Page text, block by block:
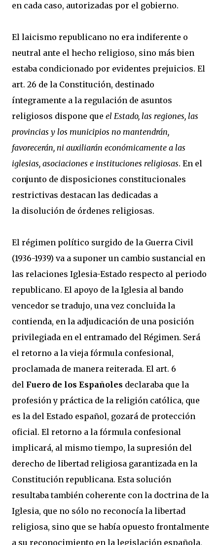
en cada caso, autorizadas por el gobierno.
El laicismo republicano no era indiferente o
neutral ante el hecho religioso, sino más bien
estaba condicionado por evidentes prejuicios. El
art. 26 de la Constitución, destinado
íntegramente a la regulación de asuntos
religiosos dispone que el Estado, las regiones, las
provincias y los municipios no mantendrán,
favorecerán, ni auxiliarán económicamente a las
iglesias, asociaciones e instituciones religiosas. En el
conjunto de disposiciones constitucionales
restrictivas destacan las dedicadas a
la disolución de órdenes religiosas.
El régimen político surgido de la Guerra Civil
(1936-1939) va a suponer un cambio sustancial en
las relaciones Iglesia-Estado respecto al periodo
republicano. El apoyo de la Iglesia al bando
vencedor se tradujo, una vez concluida la
contienda, en la adjudicación de una posición
privilegiada en el entramado del Régimen. Será
el retorno a la vieja fórmula confesional,
proclamada de manera reiterada. El art. 6
del Fuero de los Españoles declaraba que la
profesión y práctica de la religión católica, que
es la del Estado español, gozará de protección
oficial. El retorno a la fórmula confesional
implicará, al mismo tiempo, la supresión del
derecho de libertad religiosa garantizada en la
Constitución republicana. Esta solución
resultaba también coherente con la doctrina de la
Iglesia, que no sólo no reconocía la libertad
religiosa, sino que se había opuesto frontalmente
a su reconocimiento en la legislación española,